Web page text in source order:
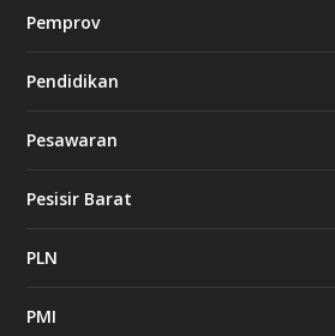
Pemprov
Pendidikan
Pesawaran
Pesisir Barat
PLN
PMI